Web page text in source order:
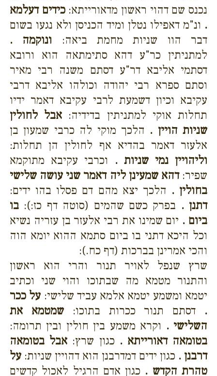
נכנס שם דהוי ראשון מדאורייתא:כידים דעלמא
. ונ"מ דאפילו נטלן ומיד הכניסן ולא נגעו בשום
דבר הוו שניות מחמת ביאה: ונוקמה .
למתניתין כר"ע דהא סתימתאה הוא ורובא
דסתמי אליבא דר"ע דסתם משנה רבי מאיר
וסתם ספרא רבי יהודה וכולהו אליבא דרבי
עקיבא וכיון דשמעת לרבי עקיבא דאמר ידיו
תחלות אוקי למתניתין בדידיה: אבל לחולין
שניות הויין . הלכך מוקי לה כרבי שמעון בן
אלעזר דאמר בהדיא אף לחולין הן תחלות:
וליהויין נמי שניות . וכרבי עקיבא מתוקמא
שפיר:דהא שמעינן ליה דאמר שני עושה שלישי
בחולין . הלכך יצא מהם דם פסלו בהו ידים:
דתנן . בפרק כשם שהמים (סוטה דף כז:): בו
ביום . יום שמינו את רבי אלעזר בן עזריה נשיא
וכל היכא דתני בו ביום סתמא ההוא יומא הוה
והכי אמרינן בברכות (דף כח.):
שרץ שנפל לאויר תנור והרי הוא ראשון
והתנור מטמא מה שבתוכו והוי שני וכתיב
יטמא ומשמע יטמא אלמא עביד שלישי: על ככר
. דסתם תנור ככרות בתוכו:שמטמא את
השלישי . וקרא משמע בין חולין ובין תרומה:
בטומאה דאורייתא . כגון שרץ: אבל בטומאה
דרבנן . כגון ידים דמדרבנן הוא דהויין שניות: על
טהרת הקדש . כגון אדם הרגיל לאכול קדשים